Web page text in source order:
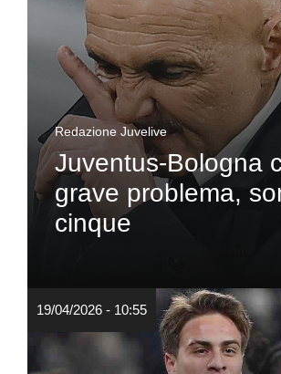
Redazione Juvelive
Juventus-Bologna
grave problema,
cinque
19/04/2026 - 10:55